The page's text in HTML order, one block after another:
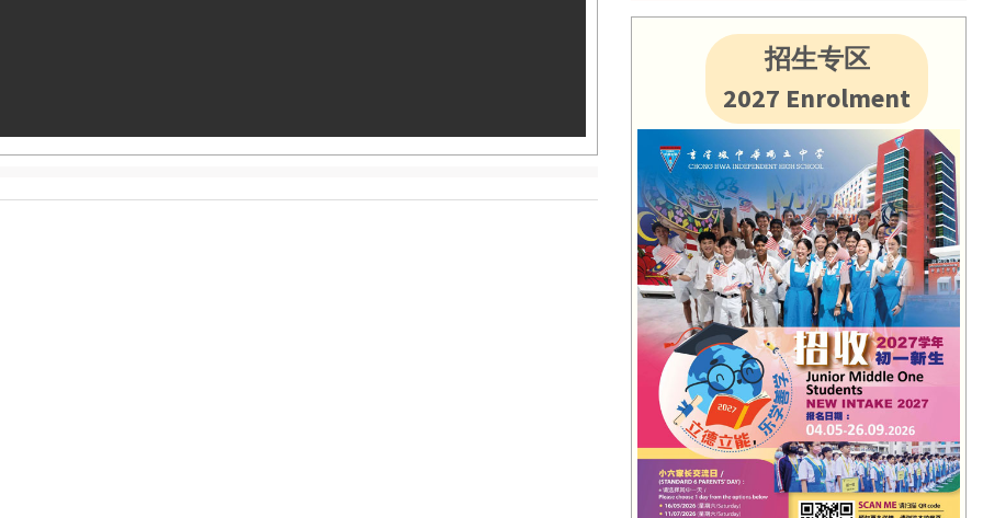
招生专区
2027 Enrolment